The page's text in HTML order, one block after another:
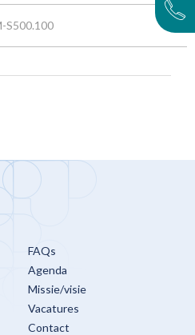
S500.100
FAQs
Agenda
Missie/visie
Vacatures
Contact